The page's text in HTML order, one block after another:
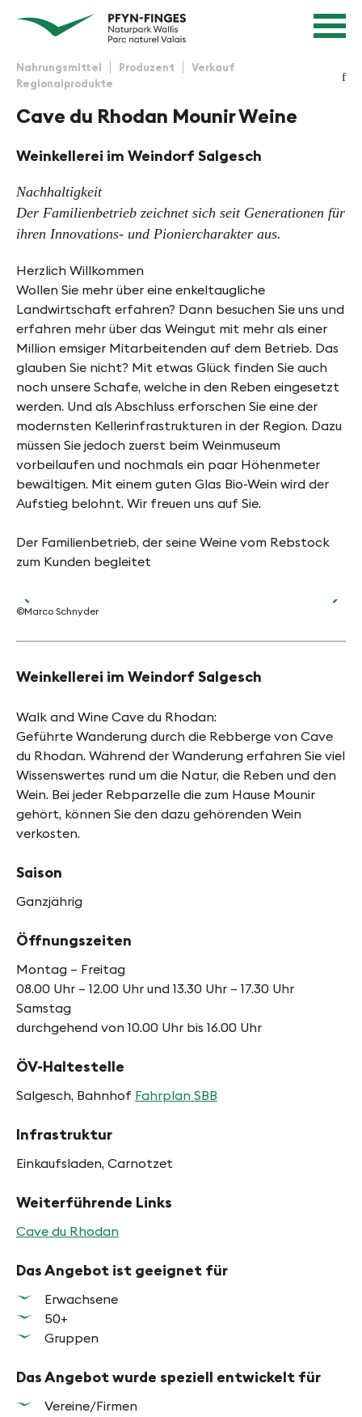
Navigieren in Pfyn-Finges
Navigation
Kontakt
Sitemap
Suche
f
Nahrungsmittel Produzent
Verkauf
Regionalprodukte
Cave du Rhodan Mounir Weine
©Marco Schnyder
Weinkellerei im Weindorf Salgesch
Nachhaltigkeit
Der Familienbetrieb zeichnet sich seit Generationen für
ihren Innovations- und Pioniercharakter aus.
Herzlich Willkommen
Wollen Sie mehr über eine enkeltaugliche
Landwirtschaft erfahren? Dann besuchen Sie uns und
erfahren mehr über das Weingut mit mehr als einer
Million emsiger Mitarbeitenden auf dem Betrieb. Das
glauben Sie nicht? Mit etwas Glück finden Sie auch
noch unsere Schafe, welche in den Reben eingesetzt
werden. Und als Abschluss erforschen Sie eine der
modernsten Kellerinfrastrukturen in der Region. Dazu
müssen Sie jedoch zuerst beim Weinmuseum
vorbeilaufen und nochmals ein paar Höhenmeter
bewältigen. Mit einem guten Glas Bio-Wein wird der
Aufstieg belohnt. Wir freuen uns auf Sie.
Der Familienbetrieb, der seine Weine vom Rebstock
zum Kunden begleitet
Weinkellerei im Weindorf Salgesch
Walk and Wine Cave du Rhodan:
Geführte Wanderung durch die Rebberge von Cave
du Rhodan. Während der Wanderung erfahren Sie viel
Wissenswertes rund um die Natur, die Reben und den
Wein. Bei jeder Rebparzelle die zum Hause Mounir
gehört, können Sie den dazu gehörenden Wein
verkosten.
Saison
Ganzjährig
Öffnungszeiten
Montag – Freitag
08.00 Uhr – 12.00 Uhr und 13.30 Uhr – 17.30 Uhr
Samstag
durchgehend von 10.00 Uhr bis 16.00 Uhr
ÖV-Haltestelle
Salgesch, Bahnhof Fahrplan SBB
Infrastruktur
Einkaufsladen, Carnotzet
Weiterführende Links
Cave du Rhodan
Das Angebot ist geeignet für
Erwachsene
50+
Gruppen
Das Angebot wurde speziell entwickelt für
Vereine/Firmen